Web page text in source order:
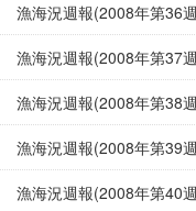
漁海況週報(2008年第36
漁海況週報(2008年第37
漁海況週報(2008年第38
漁海況週報(2008年第39
漁海況週報(2008年第40